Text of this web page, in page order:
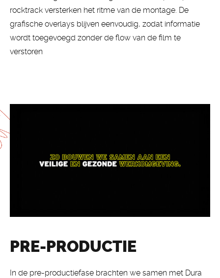
rocktrack versterken het ritme van de montage. De
grafische overlays blijven eenvoudig, zodat informatie
wordt toegevoegd zonder de flow van de film te
verstoren
PRE-PRODUCTIE
In de pre-productiefase brachten we samen met Dura